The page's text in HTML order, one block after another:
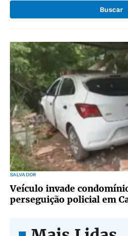
Buscar
SALVADOR
Veículo invade
perseguição policial em